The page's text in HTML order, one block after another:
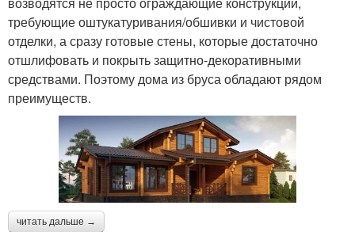
требующие оштукатуривания/обшивки и чистовой
отделки, а сразу готовые стены, которые достаточно
отшлифовать и покрыть защитно-декоративными
средствами. Поэтому дома из бруса обладают рядом
преимуществ.
читать дальше →